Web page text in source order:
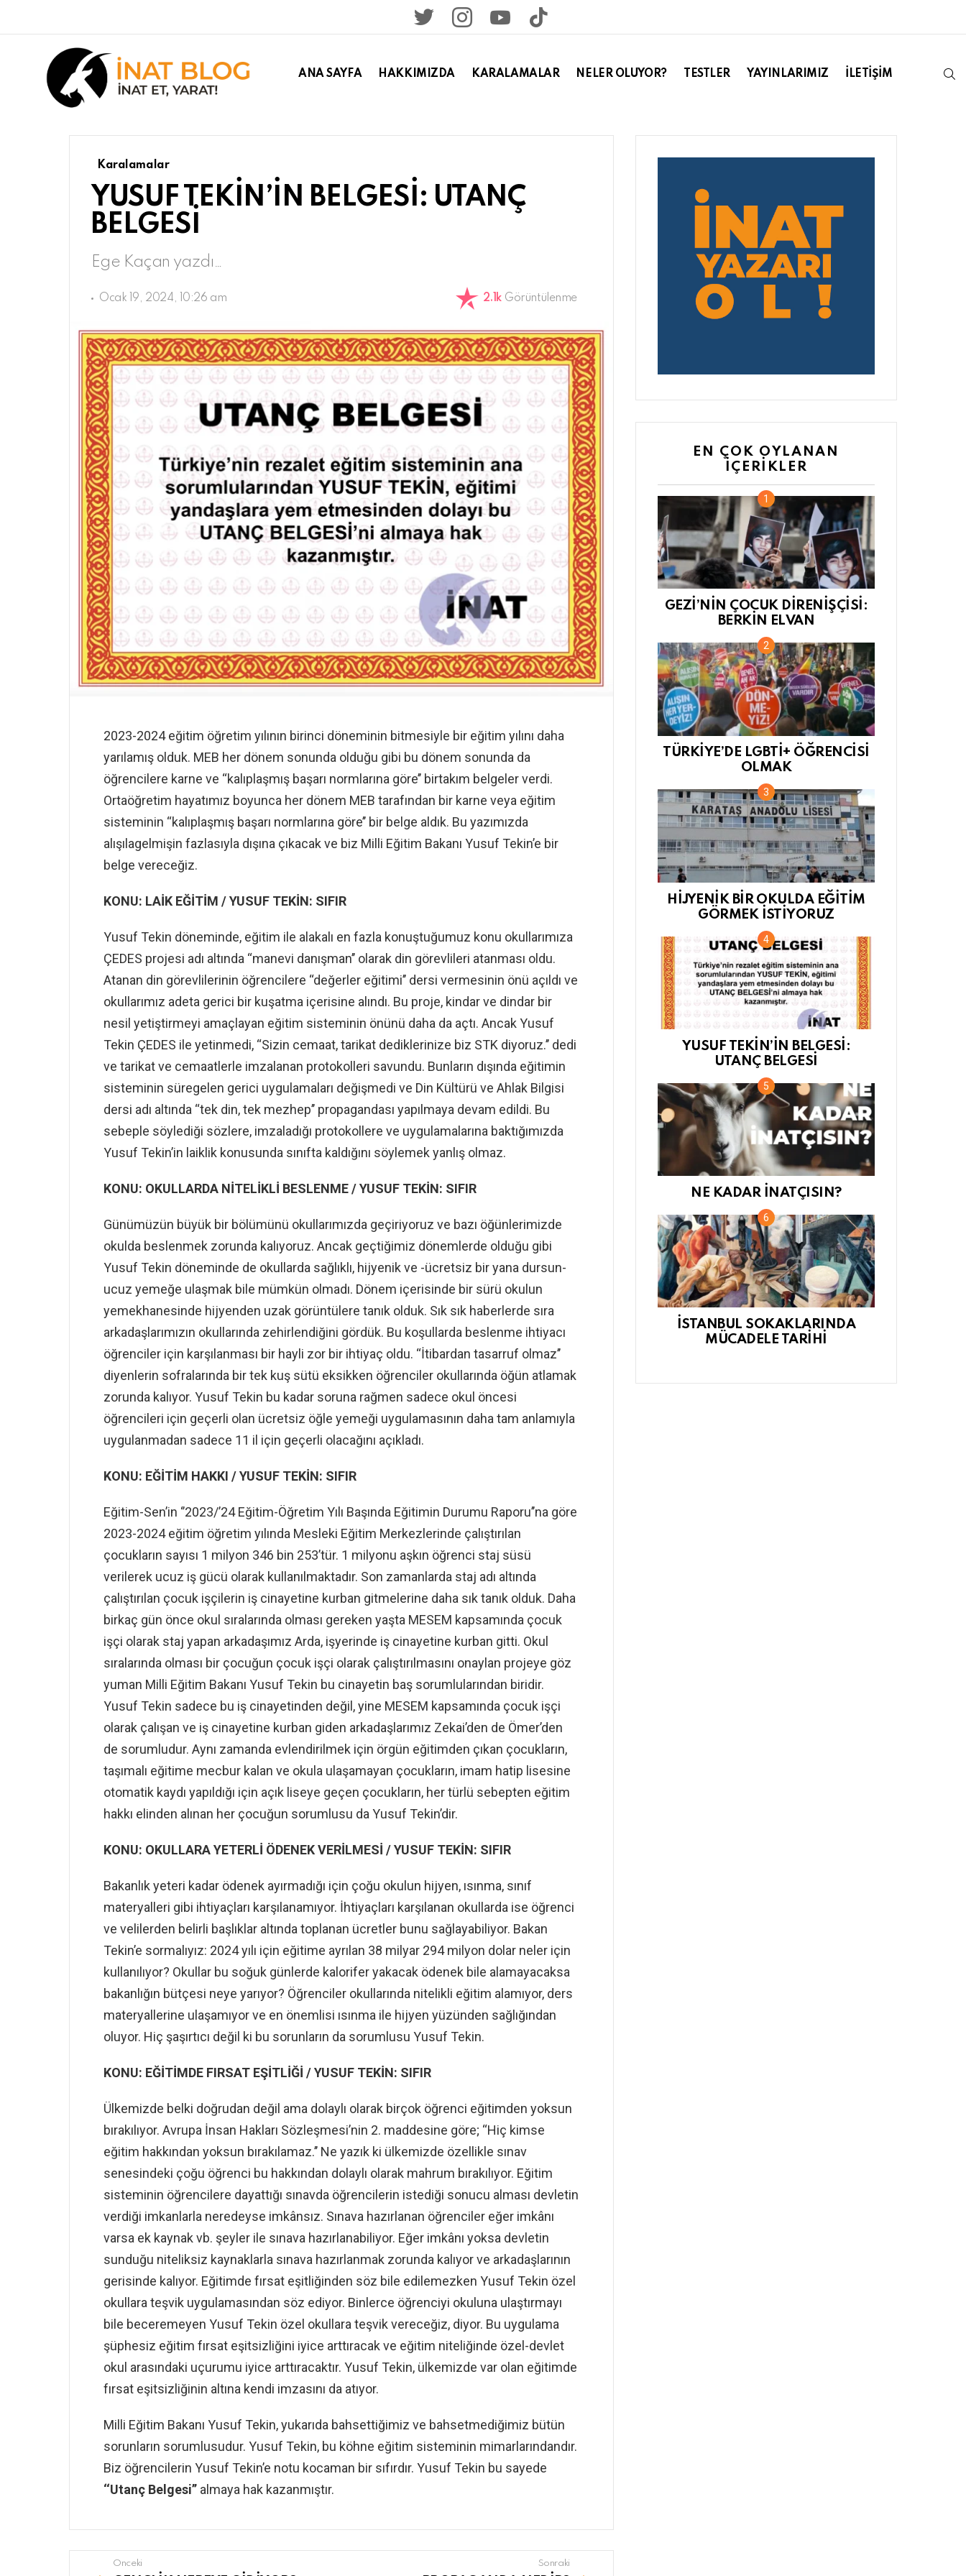
ANA SAYFA HAKKIMIZDA KARALAMALAR NELER OLUYOR? TESTLER YAYINLARIMIZ İLETIŞIM
Karalamalar
YUSUF TEKİN’İN BELGESİ: UTANÇ
BELGESİ
Ege Kaçan yazdı…
Ocak 19, 2024, 10:26 am 2.1k Görüntülenme
2023-2024 eğitim öğretim yılının birinci döneminin bitmesiyle bir eğitim yılını daha
yarılamış olduk. MEB her dönem sonunda olduğu gibi bu dönem sonunda da
öğrencilere karne ve ‘‘kalıplaşmış başarı normlarına göre’’ birtakım belgeler verdi.
Ortaöğretim hayatımız boyunca her dönem MEB tarafından bir karne veya eğitim
sisteminin ‘‘kalıplaşmış başarı normlarına göre’’ bir belge aldık. Bu yazımızda
alışılagelmişin fazlasıyla dışına çıkacak ve biz Milli Eğitim Bakanı Yusuf Tekin’e bir
belge vereceğiz.
KONU: LAİK EĞİTİM / YUSUF TEKİN: SIFIR
Yusuf Tekin döneminde, eğitim ile alakalı en fazla konuştuğumuz konu okullarımıza
ÇEDES projesi adı altında ‘‘manevi danışman’’ olarak din görevlileri atanması oldu.
Atanan din görevlilerinin öğrencilere ‘‘değerler eğitimi’’ dersi vermesinin önü açıldı ve
okullarımız adeta gerici bir kuşatma içerisine alındı. Bu proje, kindar ve dindar bir
nesil yetiştirmeyi amaçlayan eğitim sisteminin önünü daha da açtı. Ancak Yusuf
Tekin ÇEDES ile yetinmedi, ‘‘Sizin cemaat, tarikat dediklerinize biz STK diyoruz.’’ dedi
ve tarikat ve cemaatlerle imzalanan protokolleri savundu. Bunların dışında eğitimin
sisteminin süregelen gerici uygulamaları değişmedi ve Din Kültürü ve Ahlak Bilgisi
dersi adı altında ‘‘tek din, tek mezhep’’ propagandası yapılmaya devam edildi. Bu
sebeple söylediği sözlere, imzaladığı protokollere ve uygulamalarına baktığımızda
Yusuf Tekin’in laiklik konusunda sınıfta kaldığını söylemek yanlış olmaz.
KONU: OKULLARDA NİTELİKLİ BESLENME / YUSUF TEKİN: SIFIR
Günümüzün büyük bir bölümünü okullarımızda geçiriyoruz ve bazı öğünlerimizde
okulda beslenmek zorunda kalıyoruz. Ancak geçtiğimiz dönemlerde olduğu gibi
Yusuf Tekin döneminde de okullarda sağlıklı, hijyenik ve -ücretsiz bir yana dursun-
ucuz yemeğe ulaşmak bile mümkün olmadı. Dönem içerisinde bir sürü okulun
yemekhanesinde hijyenden uzak görüntülere tanık olduk. Sık sık haberlerde sıra
arkadaşlarımızın okullarında zehirlendiğini gördük. Bu koşullarda beslenme ihtiyacı
öğrenciler için karşılanması bir hayli zor bir ihtiyaç oldu. ‘‘İtibardan tasarruf olmaz’’
diyenlerin sofralarında bir tek kuş sütü eksikken öğrenciler okullarında öğün atlamak
zorunda kalıyor. Yusuf Tekin bu kadar soruna rağmen sadece okul öncesi
öğrencileri için geçerli olan ücretsiz öğle yemeği uygulamasının daha tam anlamıyla
uygulanmadan sadece 11 il için geçerli olacağını açıkladı.
KONU: EĞİTİM HAKKI / YUSUF TEKİN: SIFIR
Eğitim-Sen’in ‘’2023/’24 Eğitim-Öğretim Yılı Başında Eğitimin Durumu Raporu’’na göre
2023-2024 eğitim öğretim yılında Mesleki Eğitim Merkezlerinde çalıştırılan
çocukların sayısı 1 milyon 346 bin 253’tür. 1 milyonu aşkın öğrenci staj süsü
verilerek ucuz iş gücü olarak kullanılmaktadır. Son zamanlarda staj adı altında
çalıştırılan çocuk işçilerin iş cinayetine kurban gitmelerine daha sık tanık olduk. Daha
birkaç gün önce okul sıralarında olması gereken yaşta MESEM kapsamında çocuk
işçi olarak staj yapan arkadaşımız Arda, işyerinde iş cinayetine kurban gitti. Okul
sıralarında olması bir çocuğun çocuk işçi olarak çalıştırılmasını onaylan projeye göz
yuman Milli Eğitim Bakanı Yusuf Tekin bu cinayetin baş sorumlularından biridir.
Yusuf Tekin sadece bu iş cinayetinden değil, yine MESEM kapsamında çocuk işçi
olarak çalışan ve iş cinayetine kurban giden arkadaşlarımız Zekai’den de Ömer’den
de sorumludur. Aynı zamanda evlendirilmek için örgün eğitimden çıkan çocukların,
taşımalı eğitime mecbur kalan ve okula ulaşamayan çocukların, imam hatip lisesine
otomatik kaydı yapıldığı için açık liseye geçen çocukların, her türlü sebepten eğitim
hakkı elinden alınan her çocuğun sorumlusu da Yusuf Tekin’dir.
KONU: OKULLARA YETERLİ ÖDENEK VERİLMESİ / YUSUF TEKİN: SIFIR
Bakanlık yeteri kadar ödenek ayırmadığı için çoğu okulun hijyen, ısınma, sınıf
materyalleri gibi ihtiyaçları karşılanamıyor. İhtiyaçları karşılanan okullarda ise öğrenci
ve velilerden belirli başlıklar altında toplanan ücretler bunu sağlayabiliyor. Bakan
Tekin’e sormalıyız: 2024 yılı için eğitime ayrılan 38 milyar 294 milyon dolar neler için
kullanılıyor? Okullar bu soğuk günlerde kalorifer yakacak ödenek bile alamayacaksa
bakanlığın bütçesi neye yarıyor? Öğrenciler okullarında nitelikli eğitim alamıyor, ders
materyallerine ulaşamıyor ve en önemlisi ısınma ile hijyen yüzünden sağlığından
oluyor. Hiç şaşırtıcı değil ki bu sorunların da sorumlusu Yusuf Tekin.
KONU: EĞİTİMDE FIRSAT EŞİTLİĞİ / YUSUF TEKİN: SIFIR
Ülkemizde belki doğrudan değil ama dolaylı olarak birçok öğrenci eğitimden yoksun
bırakılıyor. Avrupa İnsan Hakları Sözleşmesi’nin 2. maddesine göre; ‘‘Hiç kimse
eğitim hakkından yoksun bırakılamaz.’’ Ne yazık ki ülkemizde özellikle sınav
senesindeki çoğu öğrenci bu hakkından dolaylı olarak mahrum bırakılıyor. Eğitim
sisteminin öğrencilere dayattığı sınavda öğrencilerin istediği sonucu alması devletin
verdiği imkanlarla neredeyse imkânsız. Sınava hazırlanan öğrenciler eğer imkânı
varsa ek kaynak vb. şeyler ile sınava hazırlanabiliyor. Eğer imkânı yoksa devletin
sunduğu niteliksiz kaynaklarla sınava hazırlanmak zorunda kalıyor ve arkadaşlarının
gerisinde kalıyor. Eğitimde fırsat eşitliğinden söz bile edilemezken Yusuf Tekin özel
okullara teşvik uygulamasından söz ediyor. Binlerce öğrenciyi okuluna ulaştırmayı
bile beceremeyen Yusuf Tekin özel okullara teşvik vereceğiz, diyor. Bu uygulama
şüphesiz eğitim fırsat eşitsizliğini iyice arttıracak ve eğitim niteliğinde özel-devlet
okul arasındaki uçurumu iyice arttıracaktır. Yusuf Tekin, ülkemizde var olan eğitimde
fırsat eşitsizliğinin altına kendi imzasını da atıyor.
Milli Eğitim Bakanı Yusuf Tekin, yukarıda bahsettiğimiz ve bahsetmediğimiz bütün
sorunların sorumlusudur. Yusuf Tekin, bu köhne eğitim sisteminin mimarlarındandır.
Biz öğrencilerin Yusuf Tekin’e notu kocaman bir sıfırdır. Yusuf Tekin bu sayede
‘‘Utanç Belgesi’’ almaya hak kazanmıştır.
Önceki Sonraki
EN ÇOK OYLANAN
İÇERIKLER
GEZİ’NİN ÇOCUK DİRENİŞÇİSİ:
BERKİN ELVAN
TÜRKİYE’DE LGBTİ+ ÖĞRENCİSİ
OLMAK
HİJYENİK BİR OKULDA EĞİTİM
GÖRMEK İSTİYORUZ
YUSUF TEKİN’İN BELGESİ:
UTANÇ BELGESİ
NE KADAR İNATÇISIN?
İSTANBUL SOKAKLARINDA
MÜCADELE TARİHİ